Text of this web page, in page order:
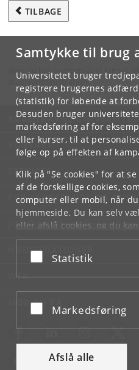
Samtykke til brug
Universitetet bruger
registrere brugernes
(statistik) for løbende at
Desuden bruger
markedsføring af for
eller kurser, til at
følge op på effekten af
Klik på "Se cookies" for at
af de forskellige cookies,
computer eller mobil, når
hjemmeside. Du kan selv
eller afslå cookies, og du
underCookie- og
bunden af hver side.
Acceptér eller afslå
Statistik
Acceptér eller afslå
Markedsføring
Afslå alle
TILBAGE
Hvis du har spørgsmål til kurset,
studieadministration.
KØBENHAVNS UNIVERSITET
KONTAKT
SERVICES
FOR STUDERENDE OG
JOB OG KARRIERE
NØDSITUATIONER
WEB
MØD KU PÅ